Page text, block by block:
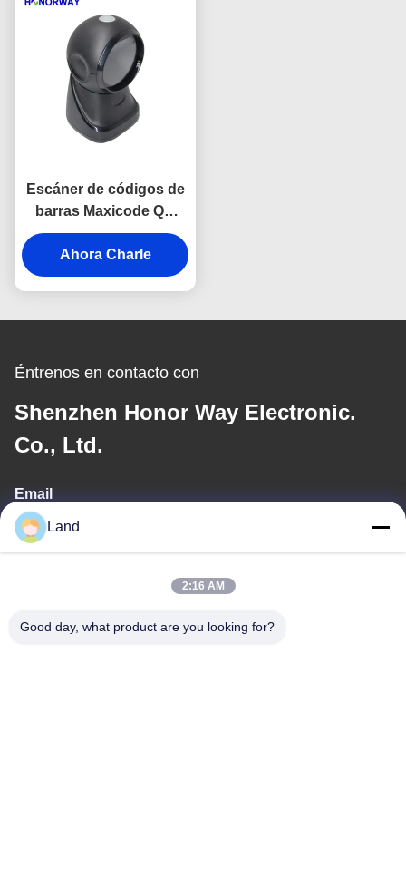
Escáner de códigos de
barras Maxicode QR
Global Shutter 5mil de
escritorio para
minoristas POS y
Ahora Charle
Éntrenos en contacto con
Shenzhen Honor Way Electronic.
Co., Ltd.
Email
land@szhw-tech.com
Dirección
Land
2:16 AM
Good day, what product are you looking for?